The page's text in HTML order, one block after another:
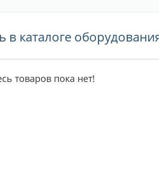
в каталоге
товаров пока нет!